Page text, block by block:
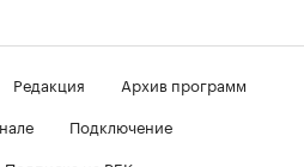
Редакция
Архив программ
Подключение